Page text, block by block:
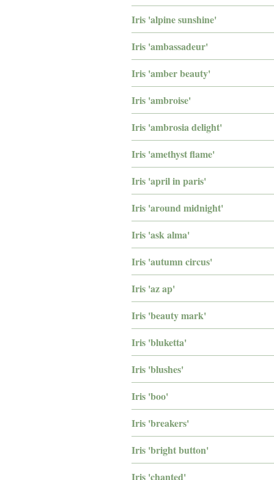
Iris 'alpine sunshine'
Iris 'ambassadeur'
Iris 'amber beauty'
Iris 'ambroise'
Iris 'ambrosia delight'
Iris 'amethyst flame'
Iris 'april in paris'
Iris 'around midnight'
Iris 'ask alma'
Iris 'autumn circus'
Iris 'az ap'
Iris 'beauty mark'
Iris 'bluketta'
Iris 'blushes'
Iris 'boo'
Iris 'breakers'
Iris 'bright button'
Iris 'chanted'